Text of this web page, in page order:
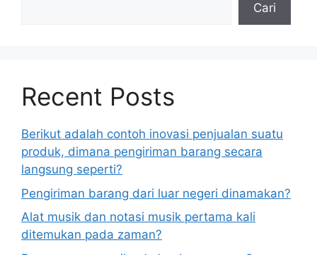
Cari
Recent Posts
Berikut adalah contoh inovasi penjualan suatu
produk, dimana pengiriman barang secara
langsung seperti?
Pengiriman barang dari luar negeri dinamakan?
Alat musik dan notasi musik pertama kali
ditemukan pada zaman?